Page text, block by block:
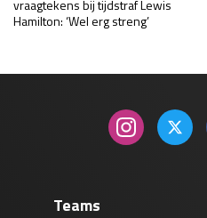
vraagtekens bij tijdstraf Lewis
Hamilton: ‘Wel erg streng’
Teams